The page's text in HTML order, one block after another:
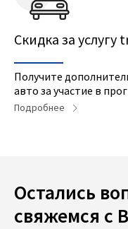
Cкидка за услугу
Получите
авто за участие в
Подробнее
Остались
свяжемся с